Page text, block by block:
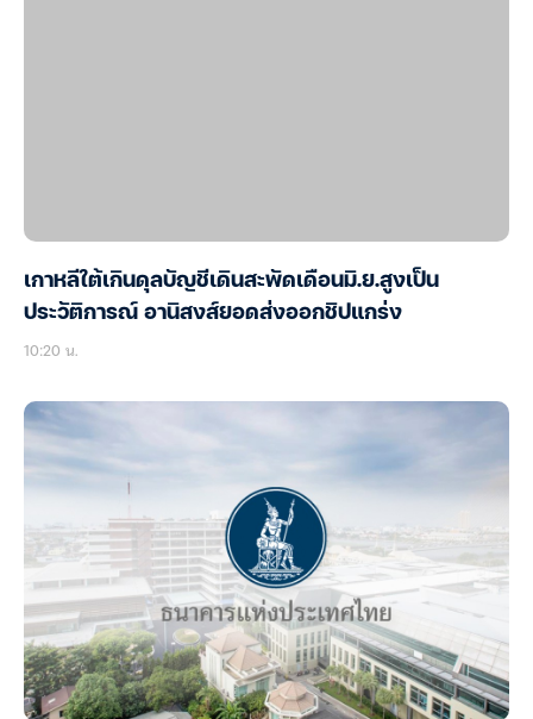
เกาหลีใต้เกินดุลบัญชีเดินสะพัดเดือนมิ.ย.สูงเป็น
ประวัติการณ์ อานิสงส์ยอดส่งออกชิปแกร่ง
10:20 น.